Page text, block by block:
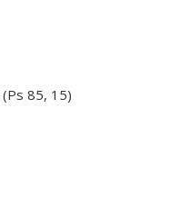
(Ps 85, 15)